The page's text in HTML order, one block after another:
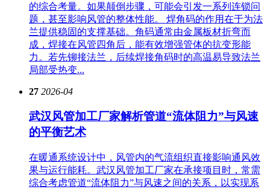
的综合考量。如果颠倒步骤，可能会引发一系列连锁问
题，甚至影响风管的整体性能。 焊角码的作用在于为法
兰提供稳固的支撑基础。角码通常由金属板材折弯而
成，焊接在风管四角后，能有效增强管体的抗变形能
力。若先铆接法兰，后续焊接角码时的高温易导致法兰
局部受热变...
27 2026-04
武汉风管加工厂家解析管道“流体阻力”与风速
的平衡艺术
在暖通系统设计中，风管内的气流组织直接影响通风效
果与运行能耗。武汉风管加工厂家在承接项目时，常需
综合考虑管道“流体阻力”与风速之间的关系，以实现系